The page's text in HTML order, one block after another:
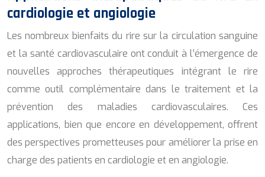
cardiologie et angiologie
Les nombreux bienfaits du rire sur la circulation sanguine
et la santé cardiovasculaire ont conduit à l’émergence de
nouvelles approches thérapeutiques intégrant le rire
comme outil complémentaire dans le traitement et la
prévention des maladies cardiovasculaires. Ces
applications, bien que encore en développement, offrent
des perspectives prometteuses pour améliorer la prise en
charge des patients en cardiologie et en angiologie.